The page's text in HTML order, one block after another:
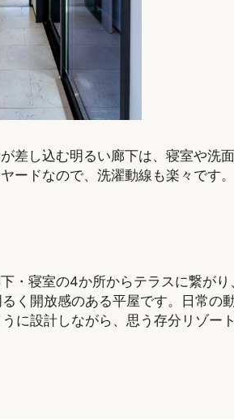
差し込む明るい廊下は、寝室や洗
ードなので、洗濯動線も楽々です。
・寝室の4か所からテラスに繋がり
く開放感のある平屋です。日常の
に設計しながら、思う存分リゾート